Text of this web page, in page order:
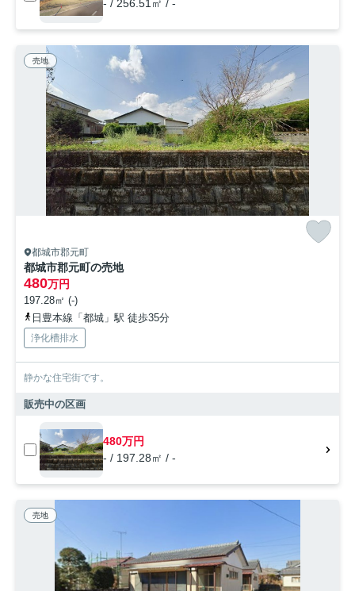
- / 256.51㎡ / -
売地
都城市郡元町
都城市郡元町の売地
480万円
197.28㎡ (-)
日豊本線「都城」駅 徒歩35分
浄化槽排水
静かな住宅街です。
販売中の区画
480万円
- / 197.28㎡ / -
売地